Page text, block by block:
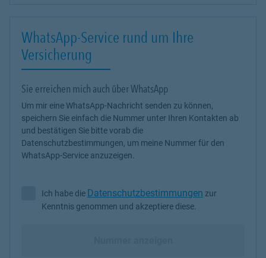
WhatsApp-Service rund um Ihre
Versicherung
Sie erreichen mich auch über WhatsApp
Um mir eine WhatsApp-Nachricht senden zu können,
speichern Sie einfach die Nummer unter Ihren Kontakten ab
und bestätigen Sie bitte vorab die
Datenschutzbestimmungen, um meine Nummer für den
WhatsApp-Service anzuzeigen.
Ich habe die Datenschutzbestimmungen zur Kenntnis
Ich habe die Datenschutzbestimmungen zur
Kenntnis genommen und akzeptiere diese.